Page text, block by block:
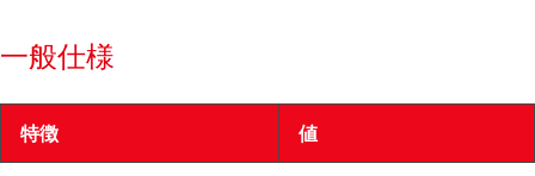
一般仕様
特徴 値